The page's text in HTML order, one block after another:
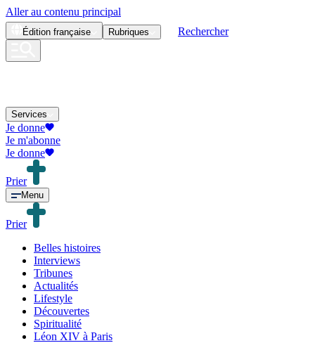
Aller au contenu principal
Édition française Rubriques Rechercher
Services
Je donne
Je m'abonne
Je donne
Prier
Menu
Prier
Belles histoires
Interviews
Tribunes
Actualités
Lifestyle
Découvertes
Spiritualité
Léon XIV à Paris